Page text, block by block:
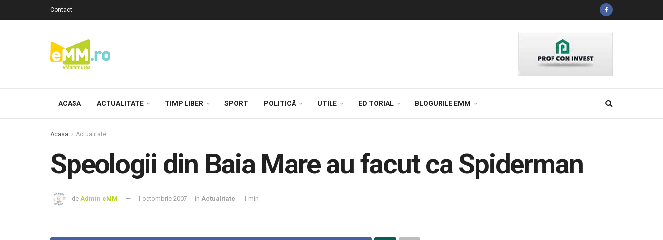
Contact
ACASA ACTUALITATE TIMP LIBER SPORT POLITICĂ UTILE EDITORIAL BLOGURILE EMM
Acasa Actualitate
Speologii din Baia Mare au facut ca Spiderman
de Admin eMM 1 octombrie 2007 in Actualitate 1 min